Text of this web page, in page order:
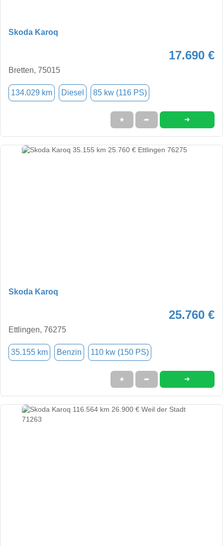
Skoda Karoq
17.690 €
Bretten, 75015
134.029 km Diesel 85 kw (116 PS)
★ ➦ ➜
Skoda Karoq
25.760 €
Ettlingen, 76275
35.155 km Benzin 110 kw (150 PS)
★ ➦ ➜